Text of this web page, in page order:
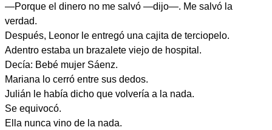
—Porque el dinero no me salvó —dijo—. Me salvó la
verdad.
Después, Leonor le entregó una cajita de terciopelo.
Adentro estaba un brazalete viejo de hospital.
Decía: Bebé mujer Sáenz.
Mariana lo cerró entre sus dedos.
Julián le había dicho que volvería a la nada.
Se equivocó.
Ella nunca vino de la nada.